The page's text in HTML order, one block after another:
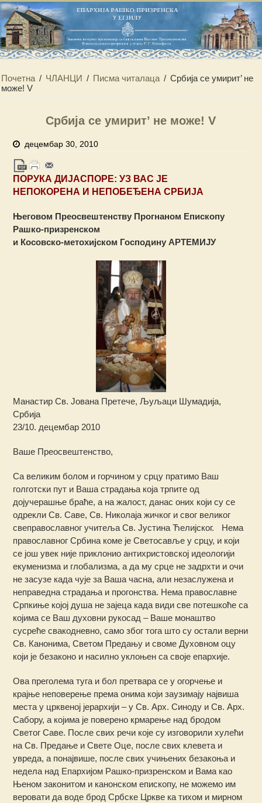
Почетна / ЧЛАНЦИ / Писма читалаца / Србија се умирит’ не
може! V
Србија се умирит’ не може! V
децембар 30, 2010
ПОРУКА ДИЈАСПОРЕ: УЗ ВАС ЈЕ
НЕПОКОРЕНА И НЕПОБЕЂЕНА СРБИЈА
Његовом Преосвештенству Прогнаном Епископу
Рашко-призренском
и Косовско-метохијском Господину АРТЕМИЈУ
Манастир Св. Јована Претече, Љуљаци Шумадија,
Србија
23/10. децембар 2010
Ваше Преосвештенство,
Са великим болом и горчином у срцу пратимо Ваш
голготски пут и Ваша страдања која трпите од
дојучерашње браће, а на жалост, данас оних који су се
одрекли Св. Саве, Св. Николаја жичког и свог великог
свеправославног учитеља Св. Јустина Ћелијског. Нема
православног Србина коме је Светосавље у срцу, и који
се још увек није приклонио антихристовској идеологији
екуменизма и глобализма, а да му срце не задрхти и очи
не засузе када чује за Ваша часна, али незаслужена и
неправедна страдања и прогонства. Нема православне
Српкиње којој душа не зајеца када види све потешкоће са
којима се Ваш духовни рукосад – Ваше монаштво
сусреће свакодневно, само због тога што су остали верни
Св. Канонима, Светом Предању и своме Духовном оцу
који је безаконо и насилно уклоњен са своје епархије.
Ова преголема туга и бол претвара се у огорчење и
крајње неповерење према онима који заузимају највиша
места у црквеној јерархији – у Св. Арх. Синоду и Св. Арх.
Сабору, а којима је поверено крмарење над бродом
Светог Саве. После свих речи које су изговорили хулећи
на Св. Предање и Свете Оце, после свих клевета и
увреда, а понајвише, после свих учињених безакоња и
недела над Епархијом Рашко-призренском и Вама као
Њеном законитом и канонском епископу, не можемо им
веровати да воде брод Србске Цркве ка тихом и мирном